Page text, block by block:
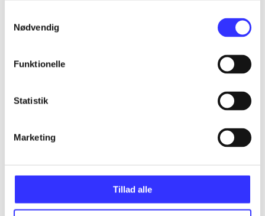
Nødvendig
Funktionelle
Statistik
Marketing
Tillad alle
Assassin's creed - birth of new world - the
American saga
Gå til serien